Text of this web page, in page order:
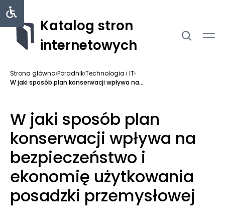
Katalog stron
internetowych
Strona główna›Poradnik›Technologia i IT›
W jaki sposób plan konserwacji wpływa na...
W jaki sposób plan
konserwacji wpływa na
bezpieczeństwo i
ekonomię użytkowania
posadzki przemysłowej